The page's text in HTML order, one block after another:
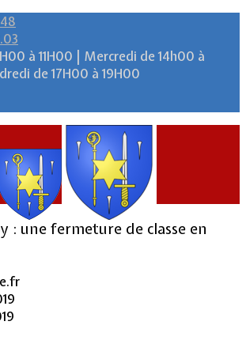
à 11H00 | Mercredi de 14h00 à
de 17H00 à 19H00
: une fermeture de classe en